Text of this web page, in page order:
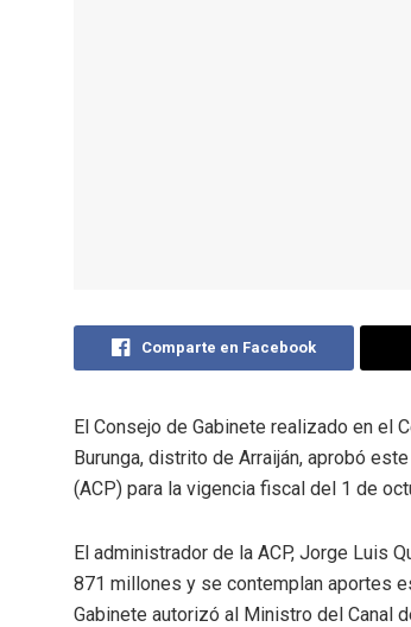
Comparte en Facebook
El Consejo de Gabinete realizado en el
Burunga, distrito de Arraiján, aprobó
(ACP) para la vigencia fiscal del 1 de
El administrador de la ACP, Jorge Luis
871 millones y se contemplan aportes
Gabinete autorizó al Ministro del Canal